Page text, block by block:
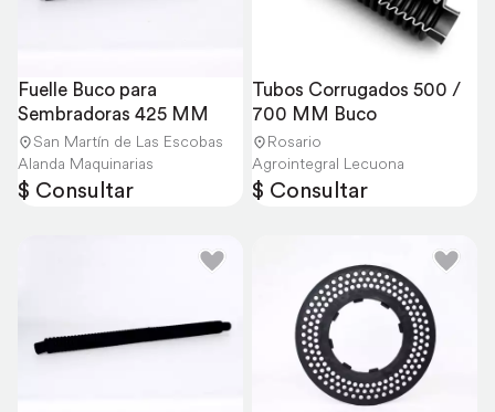
Fuelle Buco para
Sembradoras 425 MM
San Martín de Las Escobas
Alanda Maquinarias
$ Consultar
Tubos Corrugados 500 /
700 MM Buco
Rosario
Agrointegral Lecuona
$ Consultar